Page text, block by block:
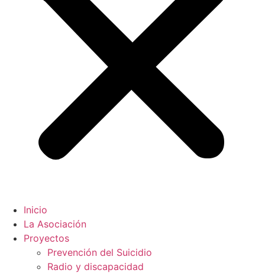
Inicio
La Asociación
Proyectos
Prevención del Suicidio
Radio y discapacidad